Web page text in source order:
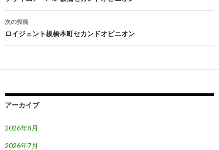
ナ
ビ
ゲ
ー
ョ
次の投稿
ロイジェント板橋本町セカンドオピニオン
アーカイブ
2026年8月
2026年7月